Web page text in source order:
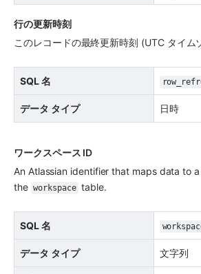
行の更新時刻
このレコードの最終更新時刻 (UTC タイム
SQL 名
データ タイプ 日時
ワークスペース ID
An Atlassian identifier that maps data to a
the workspace table.
SQL 名
データ タイプ 文字列